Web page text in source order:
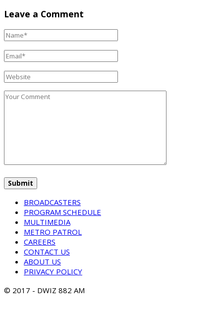
Leave a Comment
BROADCASTERS
PROGRAM SCHEDULE
MULTIMEDIA
METRO PATROL
CAREERS
CONTACT US
ABOUT US
PRIVACY POLICY
© 2017 - DWIZ 882 AM